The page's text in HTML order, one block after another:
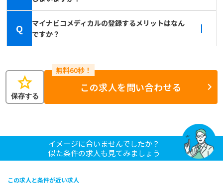
Q
マイナビコメディカルの登録するメリットはなん
ですか？
star
保存する
この求人を問い合わせる
イメージに合いませんでしたか？
似た条件の求人も見てみましょう
この求人と条件が近い求人